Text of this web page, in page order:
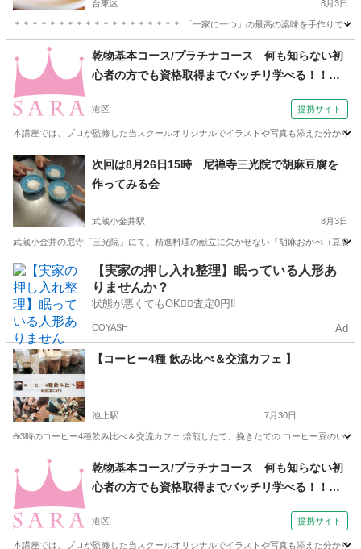
台東区 8月3日
＊＊＊＊＊＊＊＊＊＊＊＊＊＊＊＊＊＊＊ 「一家に一つ」の最高の薬味を手作りで
料理
乾物基本コース/プラチナコース 何も知らない初
心者の方でも資格取得までバッチリ学べる！！
港区 提携サイト
本講座では、プロが監修した当スクールオリジナルでイラストや写真も添えた分かり
東京 港区 その他
次回は8月26日15時 尼禅寺三光院で胡麻豆腐を
作ってみる会
武蔵小金井駅 8月3日
武蔵小金井の尼寺「三光院」にて、精進料理の献立に欠かせない「胡麻おかべ（豆腐
東京 小金井市 武蔵小金井駅 精進料理 香り
【実家の押し入れ整理】眠っている人形あ
りませんか？
状態が悪くてもOK🙆‍♀️査定0円‼️
COYASH Ad
【コーヒー4種 飲み比べ＆交流カフェ 】
池上駅 7月30日
☕3時のコーヒー4種飲み比べ＆交流カフェ 焙煎したて、挽きたての コーヒー豆のい
池上駅 コーヒー 焙煎
乾物基本コース/プラチナコース 何も知らない初
心者の方でも資格取得までバッチリ学べる！！
港区 提携サイト
本講座では、プロが監修した当スクールオリジナルでイラストや写真も添えた分かり